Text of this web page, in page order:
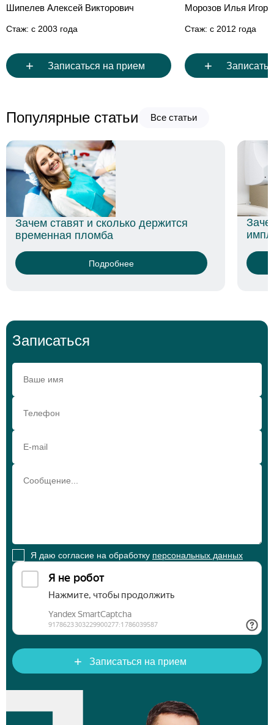
Морозов Илья Игоревич
Стаж: с 2012 года
+ Записаться на прием +
Популярные статьи Все статьи
Зачем нужна диагностика зубов перед
имплантацией
Подробнее
Записаться
Я даю согласие на обработку персональных данных
+ Записаться на прием